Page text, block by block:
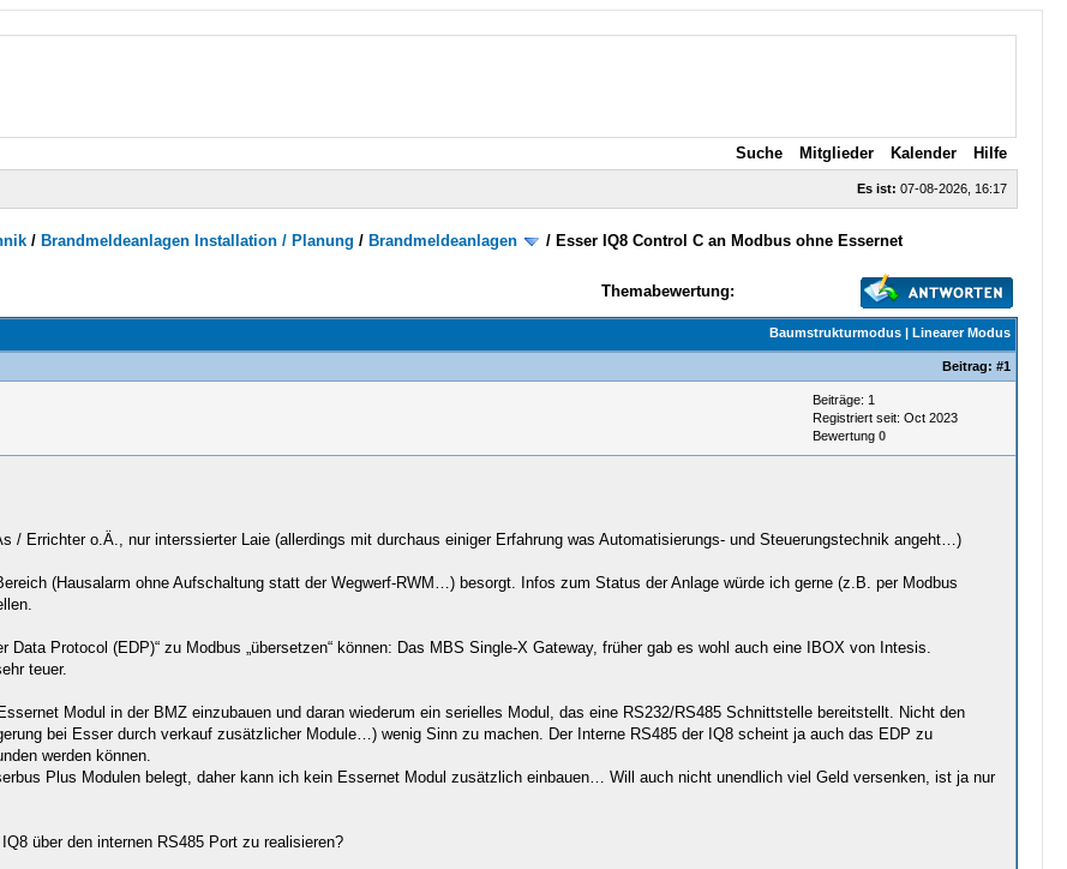
Suche Mitglieder Kalender Hilfe
Es ist: 07-08-2026, 16:17
/ Brandmeldeanlagen Installation / Planung / Brandmeldeanlagen / Esser IQ8 Control C an Modbus ohne Essernet
Themabewertung:
Baumstrukturmodus| Linearer Modus
Beitrag: #1
Beiträge: 1
Registriert seit: Oct 2023
Bewertung 0
/ Errichter o.Ä., nur interssierter Laie (allerdings mit durchaus einiger Erfahrung was Automatisierungs- und Steuerungstechnik angeht…)
(Hausalarm ohne Aufschaltung statt der Wegwerf-RWM…) besorgt. Infos zum Status der Anlage würde ich gerne (z.B. per Modbus
Protocol (EDP)“ zu Modbus „übersetzen“ können: Das MBS Single-X Gateway, früher gab es wohl auch eine IBOX von Intesis.
teuer.
Modul in der BMZ einzubauen und daran wiederum ein serielles Modul, das eine RS232/RS485 Schnittstelle bereitstellt. Nicht den
bei Esser durch verkauf zusätzlicher Module…) wenig Sinn zu machen. Der Interne RS485 der IQ8 scheint ja auch das EDP zu
werden können.
Plus Modulen belegt, daher kann ich kein Essernet Modul zusätzlich einbauen… Will auch nicht unendlich viel Geld versenken, ist ja nur
über den internen RS485 Port zu realisieren?